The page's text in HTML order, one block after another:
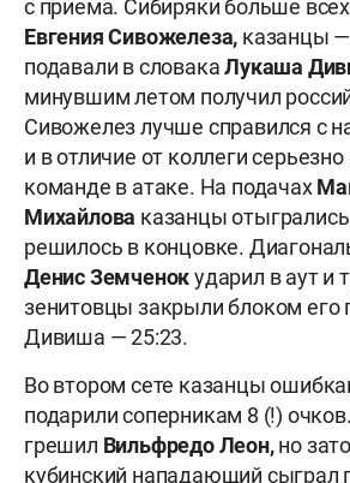
с приема. Сибиряки больше
Евгения Сивожелеза, казанцы
подавали в словакаЛукаша
минувшим летом получил
Сивожелез лучше справился с
и в отличие от коллеги
команде в атаке. На подачах
Михайлова казанцы отыгрались
решилось в концовке.
Денис Земченокударил в аут и
зенитовцы закрыли блоком его
Дивиша — 25:23.
Во втором сете казанцы
подарили соперникам 8 (!)
грешил Вильфредо Леон,но
кубинский нападающий сыграл